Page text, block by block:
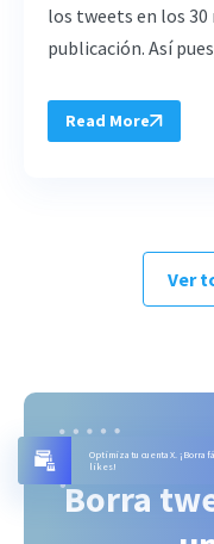
Optimiza tu cuenta X. ¡Borra
likes!
los tweets en los
publicación. Así
Read More
Ver
Borra